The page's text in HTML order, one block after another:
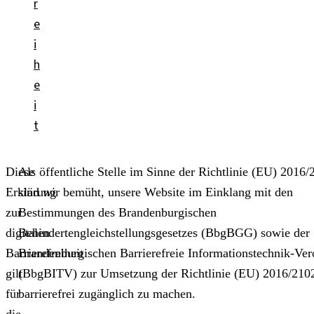
r
e
i
h
e
i
t
Diese
Erklärung
zur
digitalen
Barrierefreiheit
gilt
für
Als öffentliche Stelle im Sinne der Richtlinie (EU) 2016/
sind wir bemüht, unsere Website im Einklang mit den
Bestimmungen des Brandenburgischen
Behindertengleichstellungsgesetzes (BbgBGG) sowie der
Brandenburgischen Barrierefreie Informationstechnik-
(BbgBITV) zur Umsetzung der Richtlinie (EU) 2016/
barrierefrei zugänglich zu machen.